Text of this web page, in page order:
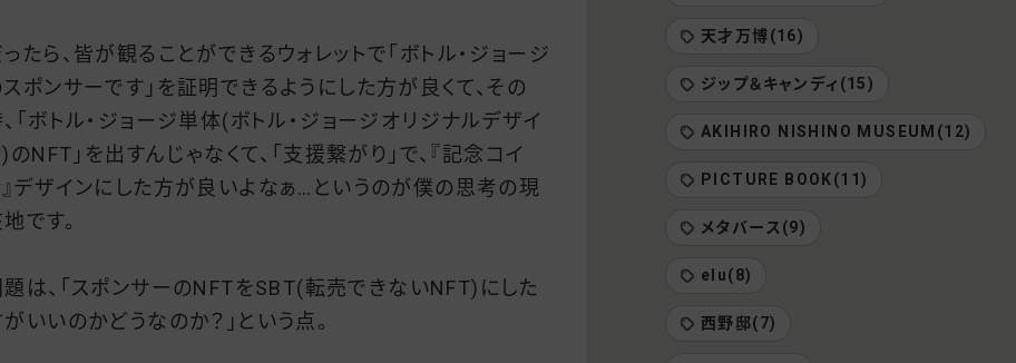
たら、皆が観ることができるウォレットで「ボトル・ジョージ
ポンサーです」を証明できるようにした方が良くて、その
「ボトル・ジョージ単体(ボトル・ジョージオリジナルデザイ
のNFT」を出すんじゃなくて、「支援繋がり」で、『記念コイ
』デザインにした方が良いよなぁ…というのが僕の思考の現
です。
題は、「スポンサーのNFTをSBT(転売できないNFT)にした
いいのかどうなのか？」という点。
天才万博(16)
ジップ＆キャンディ(15)
AKIHIRO NISHINO MUSEUM(12)
PICTURE BOOK(11)
メタバース(9)
elu(8)
西野邸(7)